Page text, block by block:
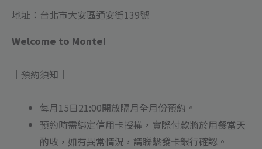
地址：台北市大安區通安街139號
Welcome to Monte!
｜預約須知｜
每月15日21:00開放隔月全月份預約。
預約時需綁定信用卡授權，實際付款將於用餐當天
酌收，如有異常情況，請聯繫發卡銀行確認。